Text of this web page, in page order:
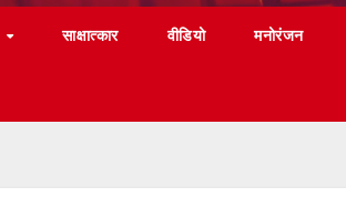
साक्षात्कार वीडियो मनोरंजन